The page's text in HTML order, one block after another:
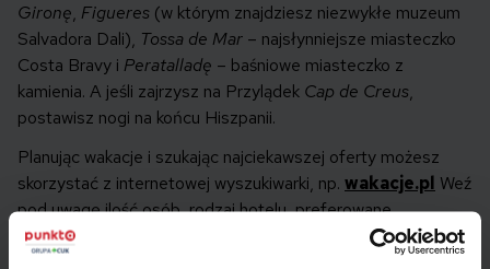
Gironę, Figueres (w którym znajdziesz niezwykłe muzeum
Salvadora Dali), Tossa de Mar – najsłynniejsze miasteczko
Costa Bravy i Peratalladę – baśniowe miasteczko z
kamienia. A jeśli zajrzysz na Przylądek Cap de Creus,
postawisz nogi na końcu Hiszpanii.
Planując wakacje i szukając najciekawszej oferty możesz
skorzystać z internetowej wyszukiwarki, np. wakacje.pl Weź
pod uwagę ilość osób, rodzaj hotelu, preferowane
wyżywienie, możliwe do wykupienia wycieczki, ilość
dozwolonego bagażu oraz koszt pozostawienia samochodu